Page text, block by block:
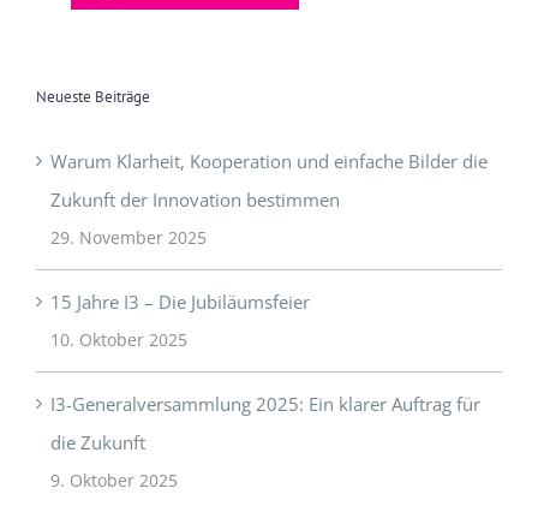
Neueste Beiträge
Warum Klarheit, Kooperation und einfache Bilder die
Zukunft der Innovation bestimmen
29. November 2025
15 Jahre I3 – Die Jubiläumsfeier
10. Oktober 2025
I3-Generalversammlung 2025: Ein klarer Auftrag für
die Zukunft
9. Oktober 2025